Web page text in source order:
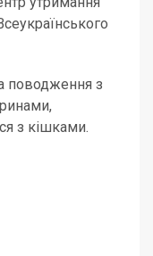
поводження з
з кішками.